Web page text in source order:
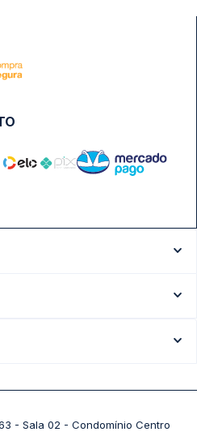
Israel Pinheiro (Tergip)
- Sala 02 - Condomínio Centro